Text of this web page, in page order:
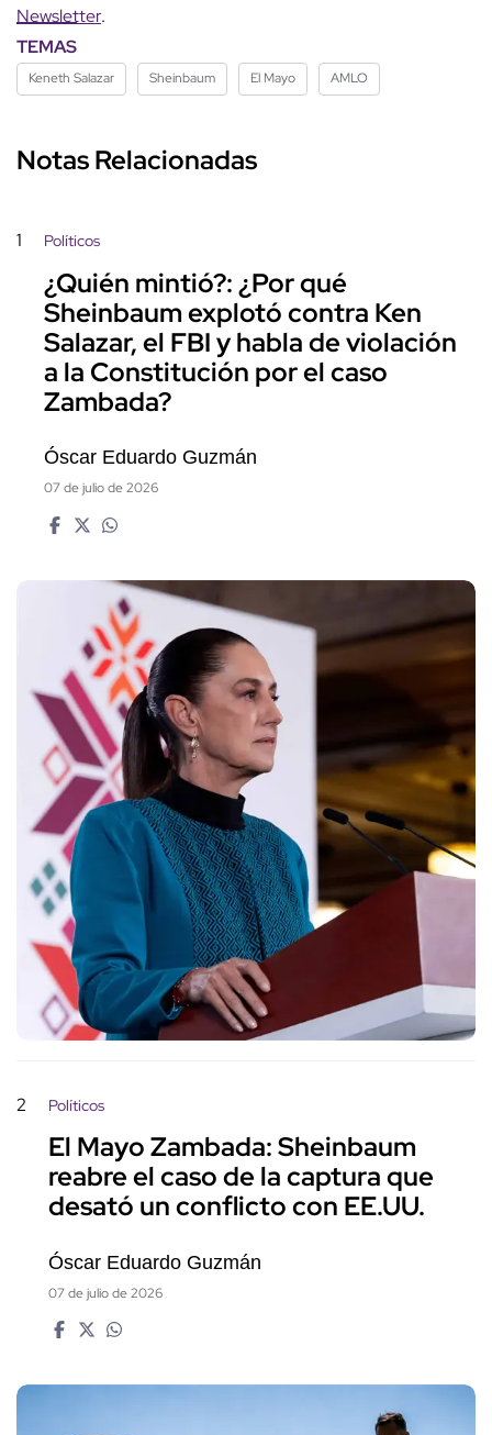
Newsletter.
TEMAS
Keneth Salazar Sheinbaum El Mayo AMLO
Notas Relacionadas
1 Políticos
¿Quién mintió?: ¿Por qué
Sheinbaum explotó contra Ken
Salazar, el FBI y habla de violación
a la Constitución por el caso
Zambada?
Óscar Eduardo Guzmán
07 de julio de 2026
2 Políticos
El Mayo Zambada: Sheinbaum
reabre el caso de la captura que
desató un conflicto con EE.UU.
Óscar Eduardo Guzmán
07 de julio de 2026